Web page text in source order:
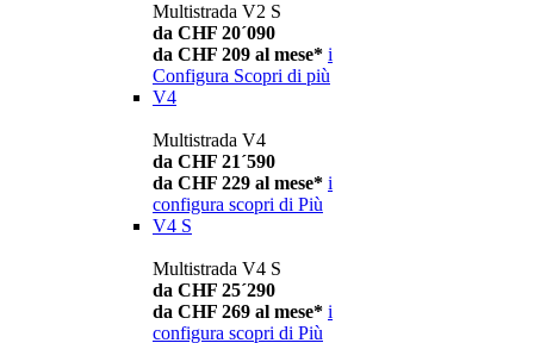
Multistrada V2 S
da CHF 20´090
da CHF 209 al mese* i
Configura Scopri di più
V4
Multistrada V4
da CHF 21´590
da CHF 229 al mese* i
configura scopri di Più
V4 S
Multistrada V4 S
da CHF 25´290
da CHF 269 al mese* i
configura scopri di Più